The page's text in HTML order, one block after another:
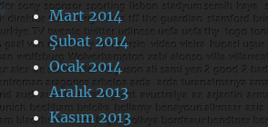
Mart 2014
Şubat 2014
Ocak 2014
Aralık 2013
Kasım 2013